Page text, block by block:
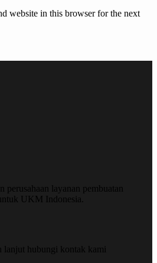
website in this browser for the next
perusahaan layanan pembuatan
UKM Indonesia.
lanjut hubungi kontak kami